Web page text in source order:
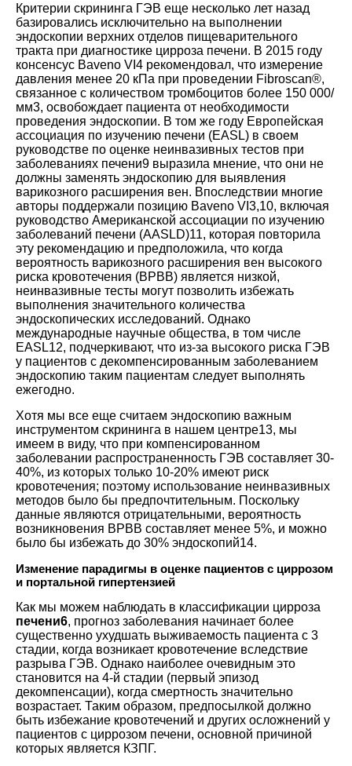
Критерии скрининга ГЭВ еще несколько лет назад
базировались исключительно на выполнении
эндоскопии верхних отделов пищеварительного
тракта при диагностике цирроза печени. В 2015 году
консенсус Baveno VI4 рекомендовал, что измерение
давления менее 20 кПа при проведении Fibroscan®,
связанное с количеством тромбоцитов более 150 000/
мм3, освобождает пациента от необходимости
проведения эндоскопии. В том же году Европейская
ассоциация по изучению печени (EASL) в своем
руководстве по оценке неинвазивных тестов при
заболеваниях печени9 выразила мнение, что они не
должны заменять эндоскопию для выявления
варикозного расширения вен. Впоследствии многие
авторы поддержали позицию Baveno VI3,10, включая
руководство Американской ассоциации по изучению
заболеваний печени (AASLD)11, которая повторила
эту рекомендацию и предположила, что когда
вероятность варикозного расширения вен высокого
риска кровотечения (ВРВВ) является низкой,
неинвазивные тесты могут позволить избежать
выполнения значительного количества
эндоскопических исследований. Однако
международные научные общества, в том числе
EASL12, подчеркивают, что из-за высокого риска ГЭВ
у пациентов с декомпенсированным заболеванием
эндоскопию таким пациентам следует выполнять
ежегодно.
Хотя мы все еще считаем эндоскопию важным
инструментом скрининга в нашем центре13, мы
имеем в виду, что при компенсированном
заболевании распространенность ГЭВ составляет 30-
40%, из которых только 10-20% имеют риск
кровотечения; поэтому использование неинвазивных
методов было бы предпочтительным. Поскольку
данные являются отрицательными, вероятность
возникновения ВРВВ составляет менее 5%, и можно
было бы избежать до 30% эндоскопий14.
Изменение парадигмы в оценке пациентов с циррозом
и портальной гипертензией
Как мы можем наблюдать в классификации цирроза
печени6, прогноз заболевания начинает более
существенно ухудшать выживаемость пациента с 3
стадии, когда возникает кровотечение вследствие
разрыва ГЭВ. Однако наиболее очевидным это
становится на 4-й стадии (первый эпизод
декомпенсации), когда смертность значительно
возрастает. Таким образом, предпосылкой должно
быть избежание кровотечений и других осложнений у
пациентов с циррозом печени, основной причиной
которых является КЗПГ.